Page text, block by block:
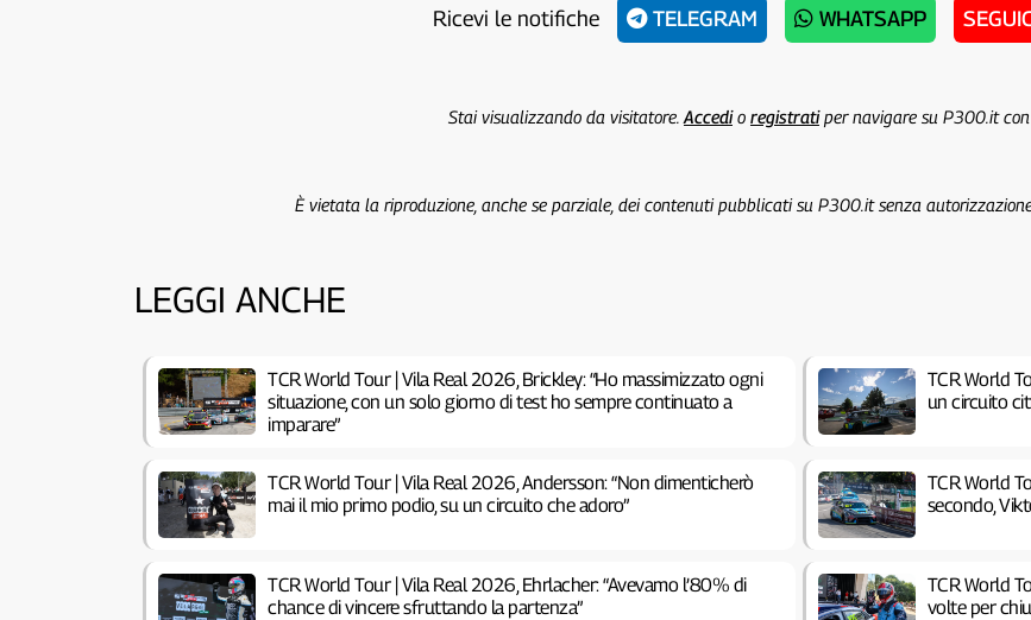
Ricevi le notifiche TELEGRAM WHATSAPP
Stai visualizzando da visitatore. Accedio registratiper navigare su P300.it
È vietata la riproduzione, anche se parziale, dei contenuti pubblicati su P300.it senza
LEGGI ANCHE
TCR World Tour | Vila Real 2026, Brickley: “Ho massimizzato ogni
situazione, con un solo giorno di test ho sempre continuato a
imparare”
TCR World
un circuito
TCR World Tour | Vila Real 2026, Andersson: “Non dimenticherò
mai il mio primo podio, su un circuito che adoro”
TCR World
secondo,
TCR World Tour | Vila Real 2026, Ehrlacher: “Avevamo l’80% di
chance di vincere sfruttando la partenza”
TCR World
volte per